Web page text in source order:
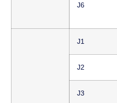
J6
J1
J2
J3